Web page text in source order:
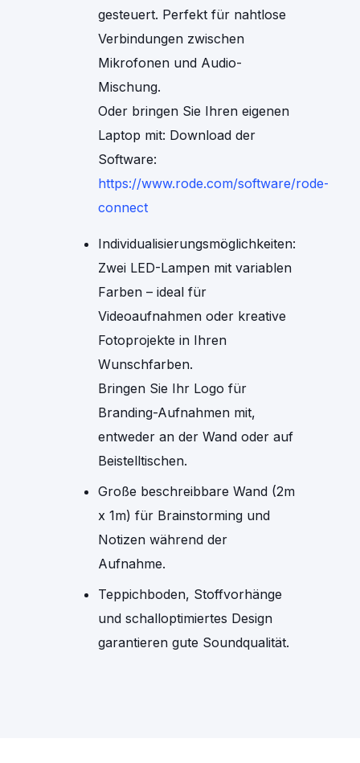
gesteuert. Perfekt für nahtlose
Verbindungen zwischen
Mikrofonen und Audio-
Mischung.
Oder bringen Sie Ihren eigenen
Laptop mit: Download der
Software:
https://www.rode.com/software/rode-
connect
Individualisierungsmöglichkeiten:
Zwei LED-Lampen mit variablen
Farben – ideal für
Videoaufnahmen oder kreative
Fotoprojekte in Ihren
Wunschfarben.
Bringen Sie Ihr Logo für
Branding-Aufnahmen mit,
entweder an der Wand oder auf
Beistelltischen.
Große beschreibbare Wand (2m
x 1m) für Brainstorming und
Notizen während der
Aufnahme.
Teppichboden, Stoffvorhänge
und schalloptimiertes Design
garantieren gute Soundqualität.